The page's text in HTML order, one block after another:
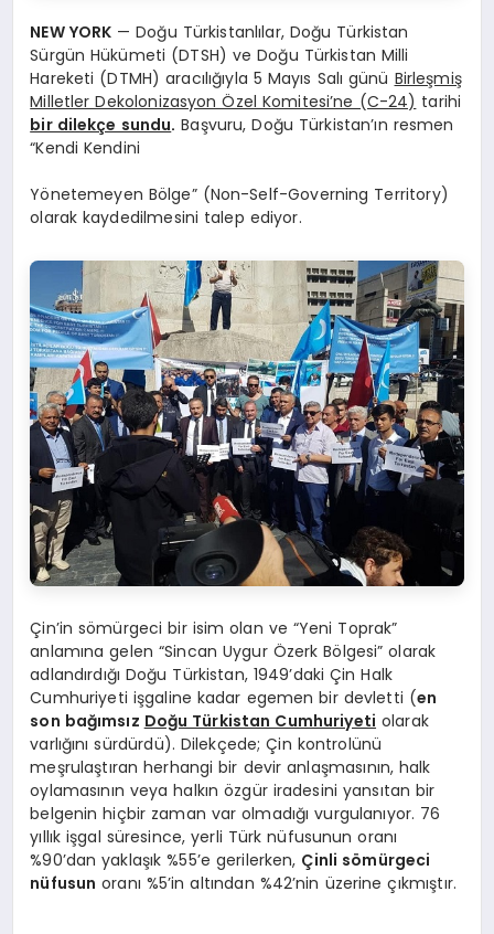
NEW YORK — Doğu Türkistanlılar, Doğu Türkistan
Sürgün Hükümeti (DTSH) ve Doğu Türkistan Milli
Hareketi (DTMH) aracılığıyla 5 Mayıs Salı günü Birleşmiş
Milletler Dekolonizasyon Özel Komitesi’ne (C-24) tarihi
bir dilekçe sundu. Başvuru, Doğu Türkistan’ın resmen
“Kendi Kendini
Yönetemeyen Bölge” (Non-Self-Governing Territory)
olarak kaydedilmesini talep ediyor.
Çin’in sömürgeci bir isim olan ve “Yeni Toprak”
anlamına gelen “Sincan Uygur Özerk Bölgesi” olarak
adlandırdığı Doğu Türkistan, 1949’daki Çin Halk
Cumhuriyeti işgaline kadar egemen bir devletti (en
son bağımsız Doğu Türkistan Cumhuriyeti olarak
varlığını sürdürdü). Dilekçede; Çin kontrolünü
meşrulaştıran herhangi bir devir anlaşmasının, halk
oylamasının veya halkın özgür iradesini yansıtan bir
belgenin hiçbir zaman var olmadığı vurgulanıyor. 76
yıllık işgal süresince, yerli Türk nüfusunun oranı
%90’dan yaklaşık %55’e gerilerken, Çinli sömürgeci
nüfusun oranı %5’in altından %42’nin üzerine çıkmıştır.